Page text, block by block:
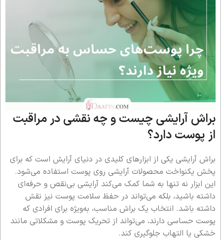
براش آرایشی چیست و چه نقشی در مراقبت
از پوست دارد؟
براش آرایشی یکی از ابزارهای کلیدی در دنیای آرایش است که برای
پخش یکنواخت محصولات آرایشی روی پوست استفاده می‌شود.
این ابزار نه تنها به شما کمک می‌کند آرایشی بی‌نقص و حرفه‌ای
داشته باشید، بلکه می‌تواند در حفظ سلامت پوست نیز نقش
داشته باشد. انتخاب یک براش مناسب، به‌ویژه برای افرادی که
پوست حساسی دارند، می‌تواند از تحریک پوست و مشکلاتی مانند
خشکی یا التهاب جلوگیری کند.